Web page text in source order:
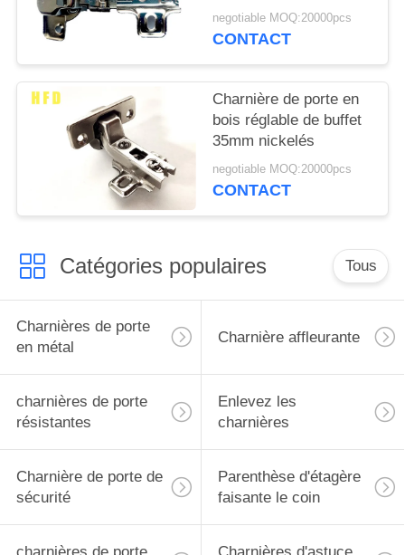
201 articule la
profondeur de 11.5mm
negotiable MOQ:20000pcs
CONTACT
Charnière de porte en
bois réglable de buffet
35mm nickelés
negotiable MOQ:20000pcs
CONTACT
Catégories populaires Tous
Charnières de porte
en métal
Charnière affleurante
charnières de porte
résistantes
Enlevez les
charnières
Charnière de porte de
sécurité
Parenthèse d'étagère
faisante le coin